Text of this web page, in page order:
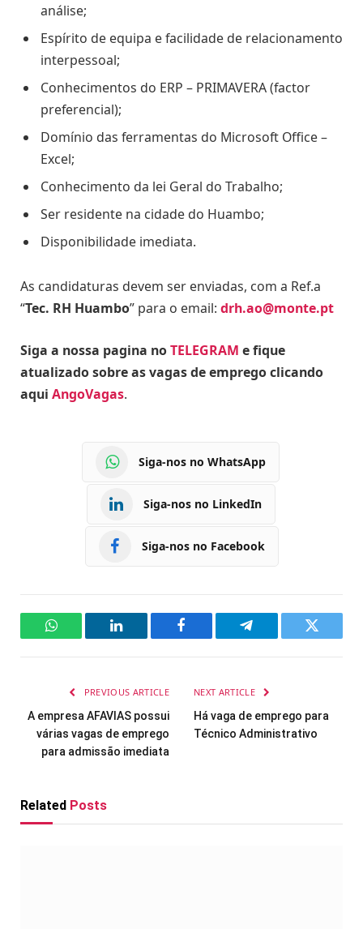
análise;
Espírito de equipa e facilidade de relacionamento
interpessoal;
Conhecimentos do ERP – PRIMAVERA (factor
preferencial);
Domínio das ferramentas do Microsoft Office –
Excel;
Conhecimento da lei Geral do Trabalho;
Ser residente na cidade do Huambo;
Disponibilidade imediata.
As candidaturas devem ser enviadas, com a Ref.a
“Tec. RH Huambo” para o email: drh.ao@monte.pt
Siga a nossa pagina noTELEGRAM e fique
atualizado sobre as vagas de emprego clicando
aqui AngoVagas.
Siga-nos no WhatsApp
Siga-nos no LinkedIn
Siga-nos no Facebook
WhatsAppLinkedIn Facebook Telegram Twitter
PREVIOUS ARTICLE
A empresa AFAVIAS possui
várias vagas de emprego
para admissão imediata
NEXT ARTICLE
Há vaga de emprego para
Técnico Administrativo
Related Posts